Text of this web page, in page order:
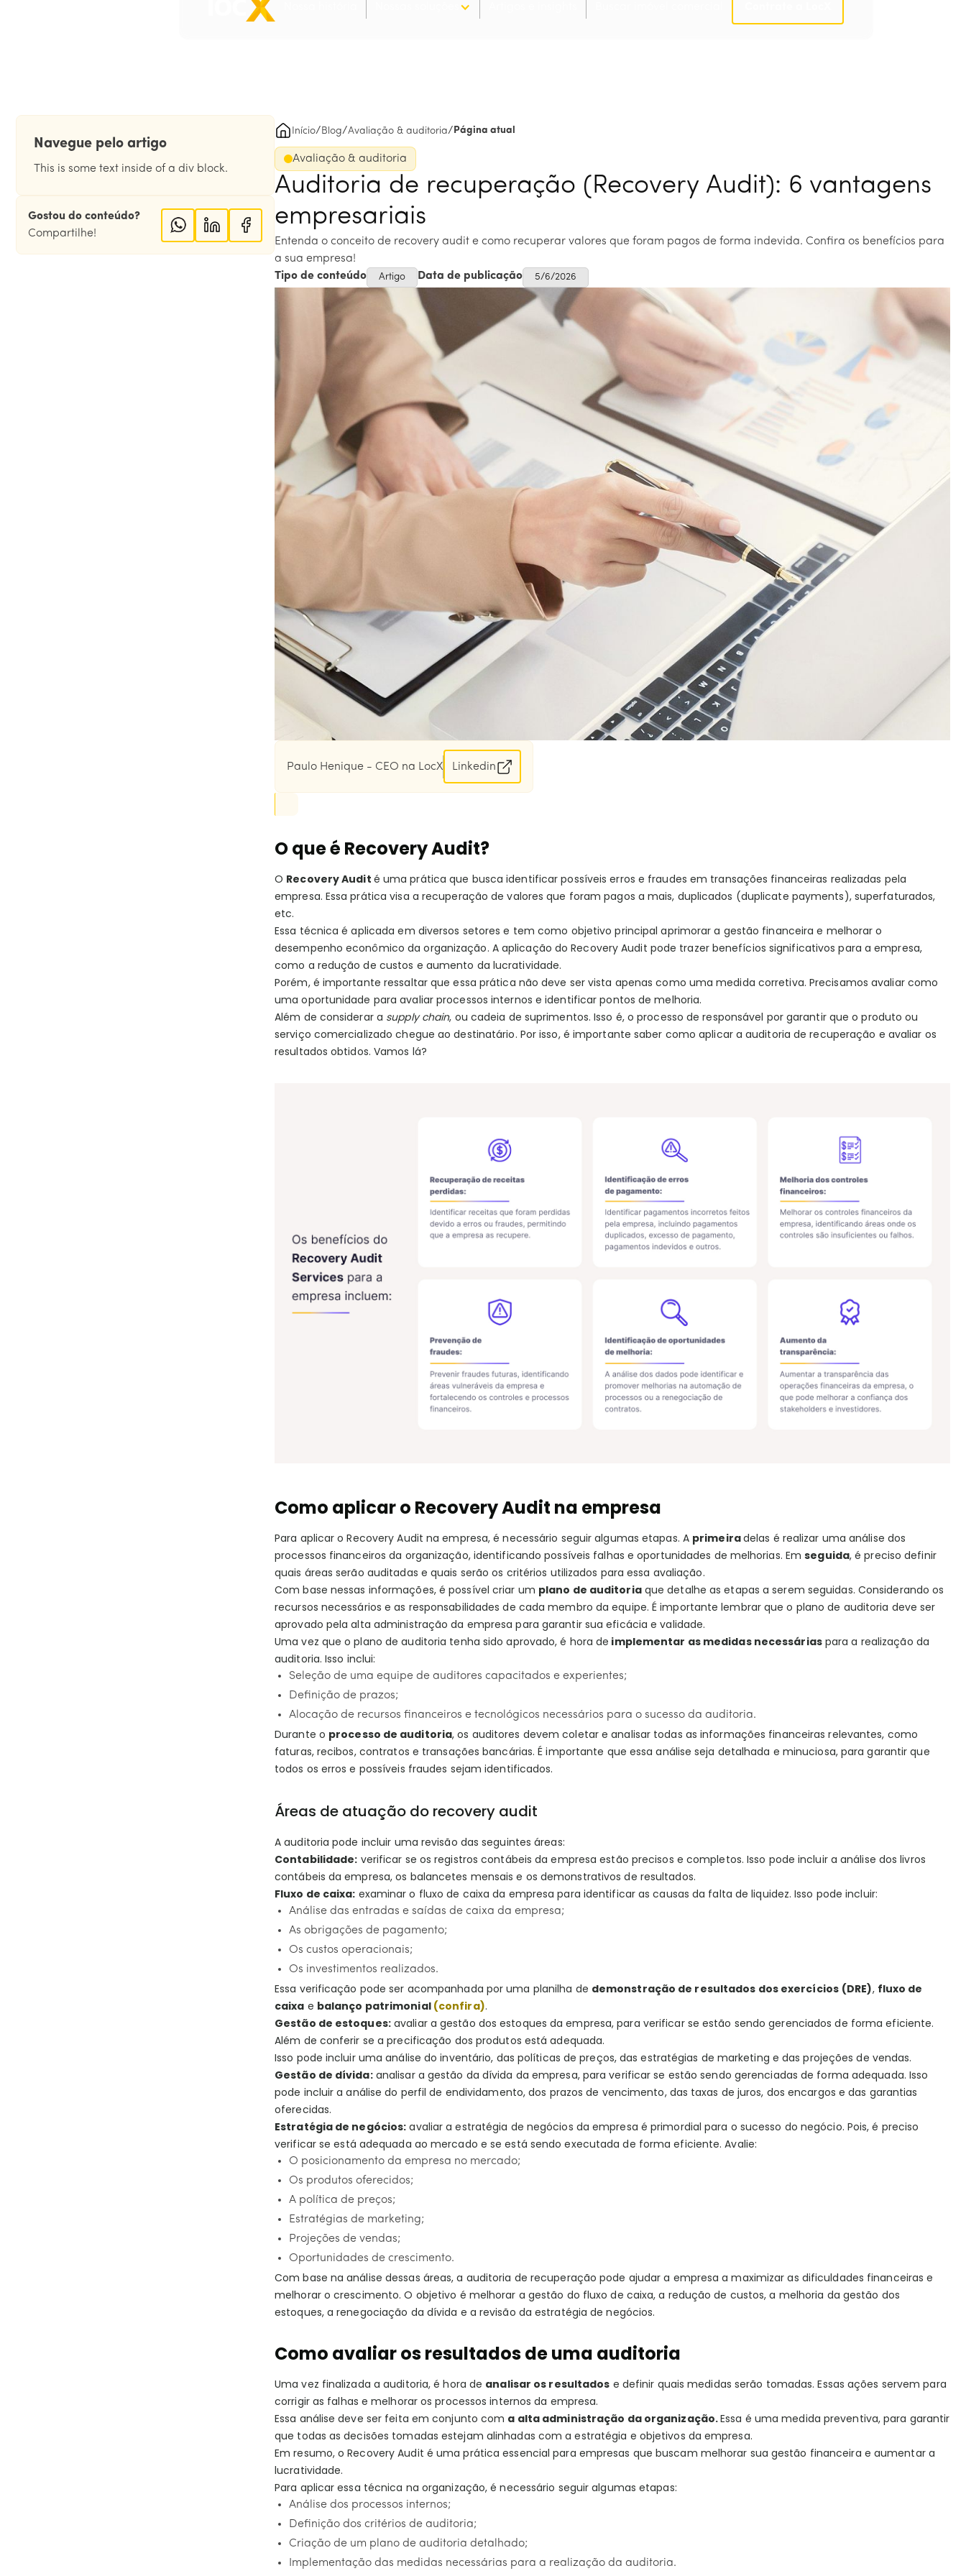
Contrate a LocX
Navegue pelo artigo
This is some text inside of a div block.
Gostou do conteúdo?
Compartilhe!
Início/ Blog/Avaliação & auditoria/Página atual
Avaliação & auditoria
Auditoria de recuperação (Recovery Audit): 6 vantagens
empresariais
‍Entenda o conceito de recovery audit e como recuperar valores que foram pagos de forma indevida. Confira os benefícios para
a sua empresa!
Tipo de conteúdo
Artigo Data de publicação 5/6/2026
Paulo Henique - CEO na LocX Linkedin
O que é Recovery Audit?
O Recovery Audit é uma prática que busca identificar possíveis erros e fraudes em transações financeiras realizadas pela
empresa. Essa prática visa a recuperação de valores que foram pagos a mais, duplicados (duplicate payments), superfaturados,
etc.
Essa técnica é aplicada em diversos setores e tem como objetivo principal aprimorar a gestão financeira e melhorar o
desempenho econômico da organização. A aplicação do Recovery Audit pode trazer benefícios significativos para a empresa,
como a redução de custos e aumento da lucratividade.
Porém, é importante ressaltar que essa prática não deve ser vista apenas como uma medida corretiva. Precisamos avaliar como
uma oportunidade para avaliar processos internos e identificar pontos de melhoria.
Além de considerar a supply chain, ou cadeia de suprimentos. Isso é, o processo de responsável por garantir que o produto ou
serviço comercializado chegue ao destinatário. Por isso, é importante saber como aplicar a auditoria de recuperação e avaliar os
resultados obtidos. Vamos lá?
Como aplicar o Recovery Audit na empresa
Para aplicar o Recovery Audit na empresa, é necessário seguir algumas etapas. A primeiradelas é realizar uma análise dos
processos financeiros da organização, identificando possíveis falhas e oportunidades de melhorias. Emseguida, é preciso definir
quais áreas serão auditadas e quais serão os critérios utilizados para essa avaliação.
Com base nessas informações, é possível criar um plano de auditoriaque detalhe as etapas a serem seguidas. Considerando os
recursos necessários e as responsabilidades de cada membro da equipe. É importante lembrar que o plano de auditoria deve ser
aprovado pela alta administração da empresa para garantir sua eficácia e validade.
Uma vez que o plano de auditoria tenha sido aprovado, é hora de implementar as medidas necessáriaspara a realização da
auditoria. Isso inclui:
Seleção de uma equipe de auditores capacitados e experientes;
Definição de prazos;
Alocação de recursos financeiros e tecnológicos necessários para o sucesso da auditoria.
Durante o processo de auditoria, os auditores devem coletar e analisar todas as informações financeiras relevantes, como
faturas, recibos, contratos e transações bancárias. É importante que essa análise seja detalhada e minuciosa, para garantir que
todos os erros e possíveis fraudes sejam identificados.
Áreas de atuação do recovery audit
A auditoria pode incluir uma revisão das seguintes áreas:
Contabilidade: verificar se os registros contábeis da empresa estão precisos e completos. Isso pode incluir a análise dos livros
contábeis da empresa, os balancetes mensais e os demonstrativos de resultados.
Fluxo de caixa: examinar o fluxo de caixa da empresa para identificar as causas da falta de liquidez. Isso pode incluir:
Análise das entradas e saídas de caixa da empresa;
As obrigações de pagamento;
Os custos operacionais;
Os investimentos realizados.
Essa verificação pode ser acompanhada por uma planilha de demonstração de resultados dos exercícios (DRE), fluxo de
caixa e balanço patrimonial (confira).
Gestão de estoques:avaliar a gestão dos estoques da empresa, para verificar se estão sendo gerenciados de forma eficiente.
Além de conferir se a precificação dos produtos está adequada.
Isso pode incluir uma análise do inventário, das políticas de preços, das estratégias de marketing e das projeções de vendas.
Gestão de dívida:analisar a gestão da dívida da empresa, para verificar se estão sendo gerenciadas de forma adequada. Isso
pode incluir a análise do perfil de endividamento, dos prazos de vencimento, das taxas de juros, dos encargos e das garantias
oferecidas.
Estratégia de negócios: avaliar a estratégia de negócios da empresa é primordial para o sucesso do negócio. Pois, é preciso
verificar se está adequada ao mercado e se está sendo executada de forma eficiente. Avalie:
O posicionamento da empresa no mercado;
Os produtos oferecidos;
A política de preços;
Estratégias de marketing;
Projeções de vendas;
Oportunidades de crescimento.
Com base na análise dessas áreas, a auditoria de recuperação pode ajudar a empresa a maximizar as dificuldades financeiras e
melhorar o crescimento. O objetivo é melhorar a gestão do fluxo de caixa, a redução de custos, a melhoria da gestão dos
estoques, a renegociação da dívida e a revisão da estratégia de negócios.
Como avaliar os resultados de uma auditoria
Uma vez finalizada a auditoria, é hora de analisar os resultados e definir quais medidas serão tomadas. Essas ações servem para
corrigir as falhas e melhorar os processos internos da empresa.
Essa análise deve ser feita em conjunto com a alta administração da organização.Essa é uma medida preventiva, para garantir
que todas as decisões tomadas estejam alinhadas com a estratégia e objetivos da empresa.
Em resumo, o Recovery Audit é uma prática essencial para empresas que buscam melhorar sua gestão financeira e aumentar a
lucratividade.
Para aplicar essa técnica na organização, é necessário seguir algumas etapas:
Análise dos processos internos;
Definição dos critérios de auditoria;
Criação de um plano de auditoria detalhado;
Implementação das medidas necessárias para a realização da auditoria.